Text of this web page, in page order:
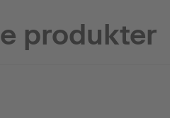
produkter